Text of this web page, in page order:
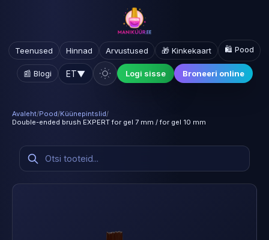
Teenused Hinnad Arvustused 🎁 Kinkekaart 🛍️ Pood
📰 Blogi ET▼ Logi sisse Broneeri online
Avaleht/Pood/Küünepintslid/
Double-ended brush EXPERT for gel 7 mm / for gel 10 mm